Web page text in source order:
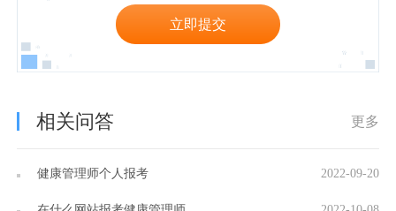
立即提交
相关问答 更多
健康管理师个人报考 2022-09-20